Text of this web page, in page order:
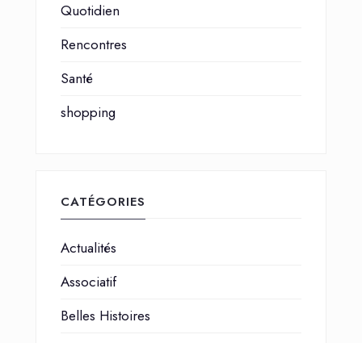
Quotidien
Rencontres
Santé
shopping
CATÉGORIES
Actualités
Associatif
Belles Histoires